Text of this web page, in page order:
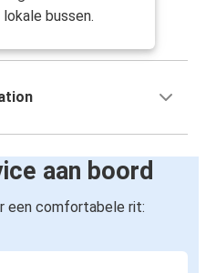
bussen.
aan boord
een comfortabele rit: